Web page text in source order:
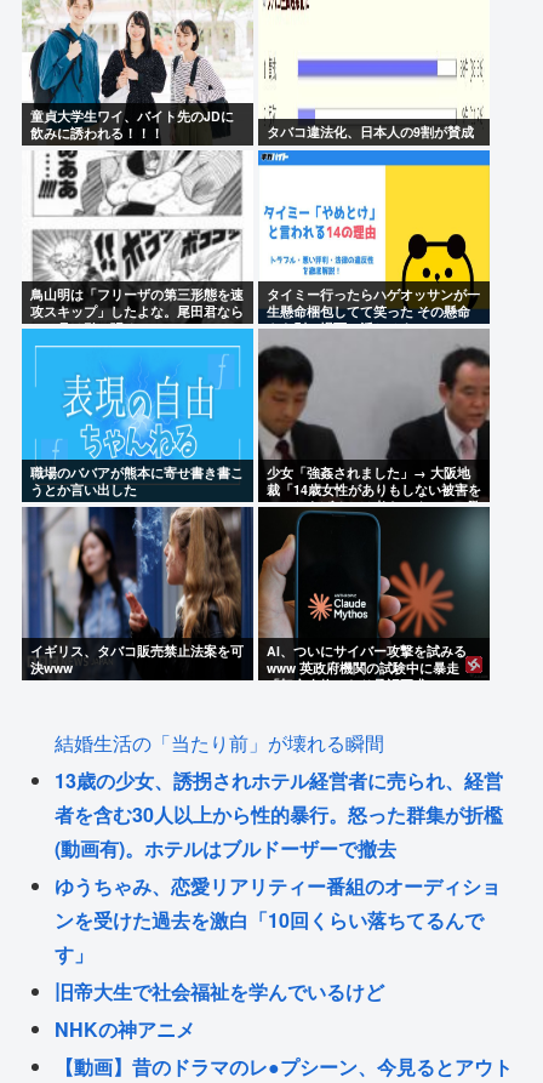
童貞大学生ワイ、バイト先のJDに
飲みに誘われる！！！
タバコ違法化、日本人の9割が賛成
鳥山明は「フリーザの第三形態を速
攻スキップ」したよな。尾田君なら
一ヶ月は引っ張る。
タイミー行ったらハゲオッサンが一
生懸命梱包してて笑った その懸命
さを別の場面で活かせよ
職場のババアが熊本に寄せ書き書こ
うとか言い出した
少女「強姦されました」→ 大阪地
裁「14歳女性がありもしない被害を
でっちあげるとは考えにくい」→懲
役12年→元少女「嘘でしたw」
イギリス、タバコ販売禁止法案を可
決www
AI、ついにサイバー攻撃を試みる
www 英政府機関の試験中に暴走
「架空人物になり承認要求」
結婚生活の「当たり前」が壊れる瞬間
13歳の少女、誘拐されホテル経営者に売られ、経営
者を含む30人以上から性的暴行。怒った群集が折檻
(動画有)。ホテルはブルドーザーで撤去
ゆうちゃみ、恋愛リアリティー番組のオーディショ
ンを受けた過去を激白「10回くらい落ちてるんで
す」
旧帝大生で社会福祉を学んでいるけど
NHKの神アニメ
【動画】昔のドラマのレ●プシーン、今見るとアウト